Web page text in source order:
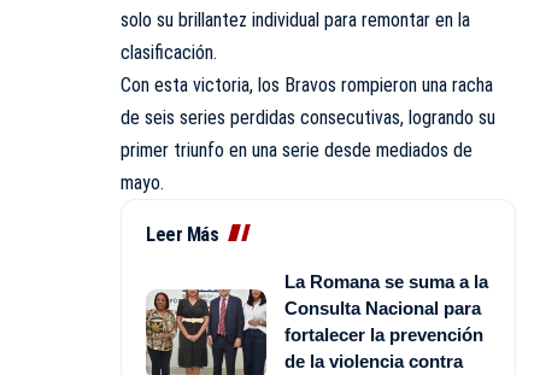
solo su brillantez individual para remontar en la
clasificación.
Con esta victoria, los Bravos rompieron una racha
de seis series perdidas consecutivas, logrando su
primer triunfo en una serie desde mediados de
mayo.
Leer Más
La Romana se suma a la
Consulta Nacional para
fortalecer la prevención
de la violencia contra